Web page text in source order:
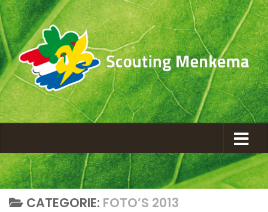
CATEGORIE: FOTO’S 2013